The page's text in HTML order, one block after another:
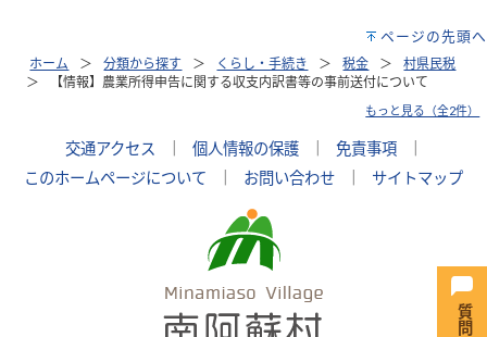
ページの先頭へ
ホーム 分類から探す くらし・手続き 税金
村県民税
【情報】農業所得申告に関する収支内訳書等の事前送付について
もっと見る（全2件）
交通アクセス 個人情報の保護 免責事項
このホームページについて
お問い合わせ サイトマップ